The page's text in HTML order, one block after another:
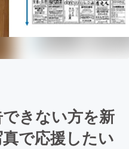
きない方を新
で応援したい